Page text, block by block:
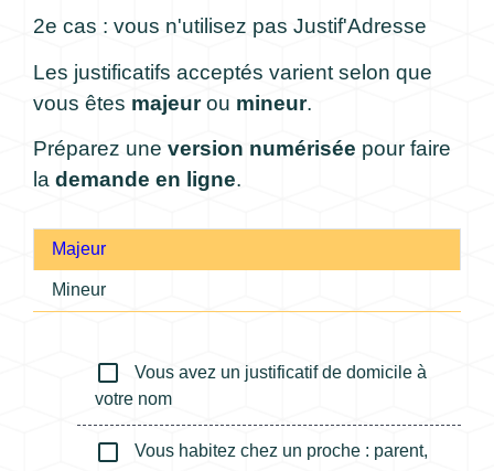
2e cas : vous n'utilisez pas Justif'Adresse
Les justificatifs acceptés varient selon que
vous êtes majeurou mineur.
Préparez une version numérisée pour faire
la demande en ligne.
Majeur
Mineur
check_box_outline_blank
Vous avez un justificatif de domicile à
votre nom
check_box_outline_blank
Vous habitez chez un proche : parent,